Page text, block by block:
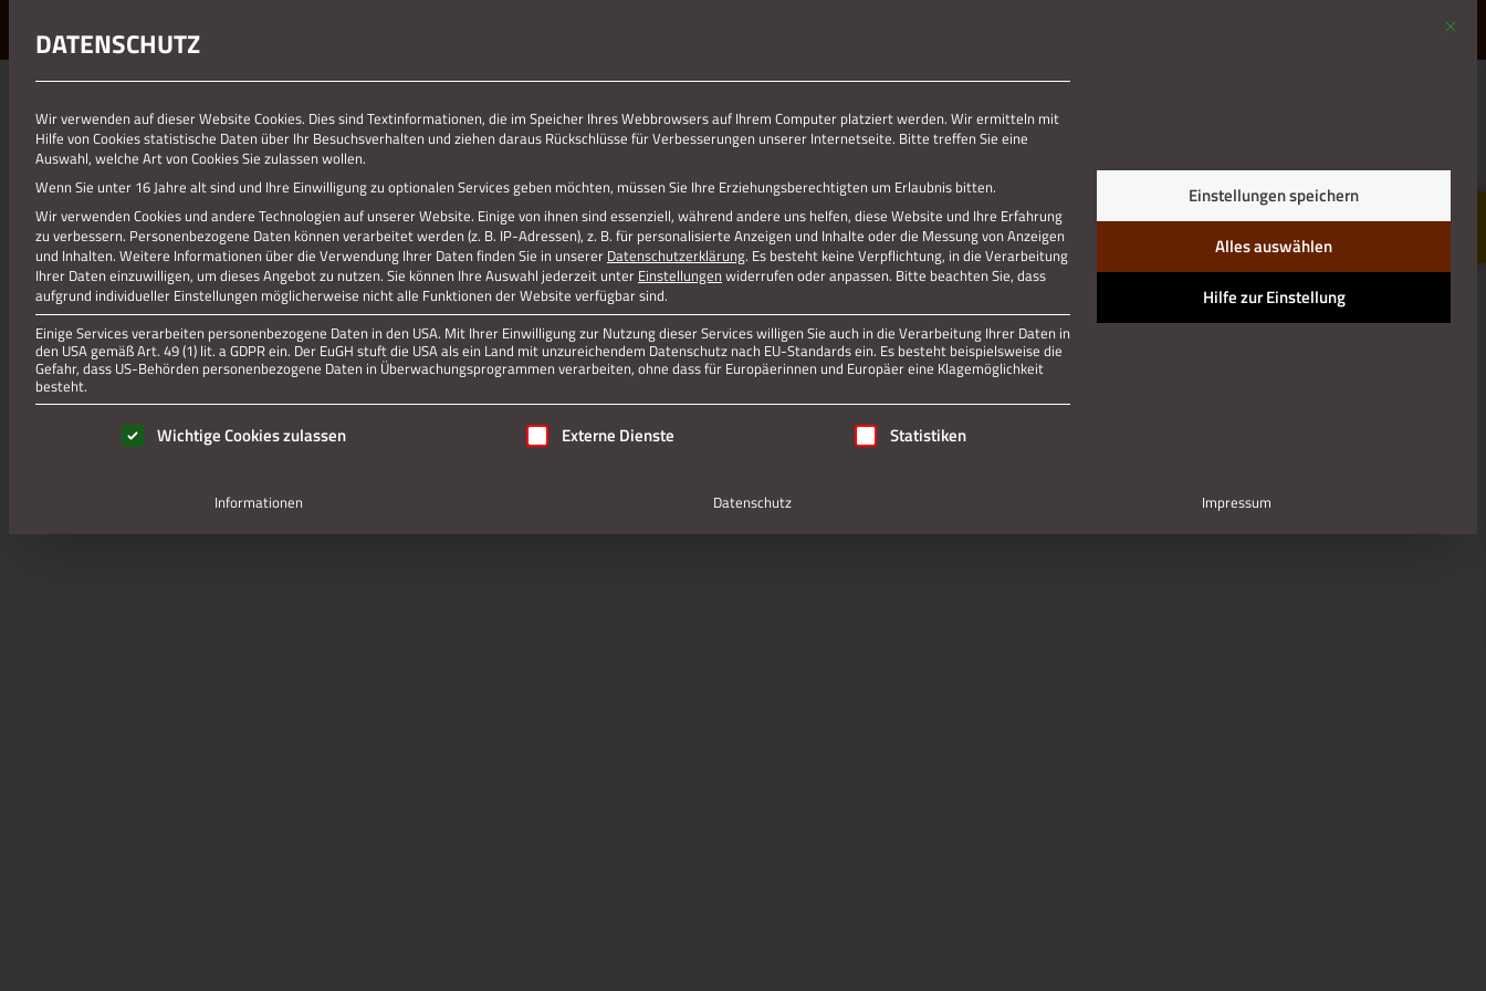
Jetzt teilen
Datenschutz Impressum
Mit
DATENSCHUTZ
Wir verwenden auf dieser Website Cookies. Dies sind Textinformationen, die im Speicher Ihres Webbrowsers auf Ihrem Computer platziert werden. Wir ermitteln mit
Hilfe von Cookies statistische Daten über Ihr Besuchsverhalten und ziehen daraus Rückschlüsse für Verbesserungen unserer Internetseite. Bitte treffen Sie eine
Auswahl, welche Art von Cookies Sie zulassen wollen.
Wenn Sie unter 16 Jahre alt sind und Ihre Einwilligung zu optionalen Services geben möchten, müssen Sie Ihre Erziehungsberechtigten um Erlaubnis bitten.
Wir verwenden Cookies und andere Technologien auf unserer Website. Einige von ihnen sind essenziell, während andere uns helfen, diese Website und Ihre Erfahrung
zu verbessern. Personenbezogene Daten können verarbeitet werden (z. B. IP-Adressen), z. B. für personalisierte Anzeigen und Inhalte oder die Messung von Anzeigen
und Inhalten. Weitere Informationen über die Verwendung Ihrer Daten finden Sie in unserer Datenschutzerklärung. Es besteht keine Verpflichtung, in die Verarbeitung
Ihrer Daten einzuwilligen, um dieses Angebot zu nutzen. Sie können Ihre Auswahl jederzeit unter Einstellungen widerrufen oder anpassen. Bitte beachten Sie, dass
aufgrund individueller Einstellungen möglicherweise nicht alle Funktionen der Website verfügbar sind.
Einige Services verarbeiten personenbezogene Daten in den USA. Mit Ihrer Einwilligung zur Nutzung dieser Services willigen Sie auch in die Verarbeitung Ihrer Daten in
den USA gemäß Art. 49 (1) lit. a GDPR ein. Der EuGH stuft die USA als ein Land mit unzureichendem Datenschutz nach EU-Standards ein. Es besteht beispielsweise die
Gefahr, dass US-Behörden personenbezogene Daten in Überwachungsprogrammen verarbeiten, ohne dass für Europäerinnen und Europäer eine Klagemöglichkeit
besteht.
Es folgt eine Liste der Service-Gruppen, für die eine Einwilligung erteilt werden kann. Die erste Service-Gruppe ist essenziell und kann nicht abgewählt werden.
Wichtige Cookies zulassen Externe Dienste Statistiken
Einstellungen speichern
Alles auswählen
Hilfe zur Einstellung
Informationen Datenschutz Impressum